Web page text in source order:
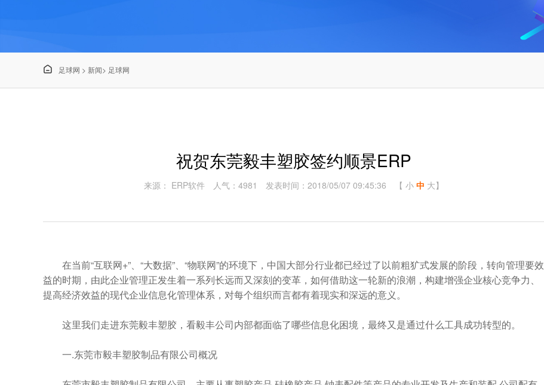
 足球网 > 新闻> 足球网
祝贺东莞毅丰塑胶签约顺景ERP
来源： ERP软件 人气：4981 发表时间：2018/05/07 09:45:36 【 小 中 大】
在当前“互联网+”、“大数据”、“物联网”的环境下，中国大部分行业都已经过了以前粗犷式发展的阶段，转向管理要效
益的时期，由此企业管理正发生着一系列长远而又深刻的变革，如何借助这一轮新的浪潮，构建增强企业核心竞争力、
提高经济效益的现代企业信息化管理体系，对每个组织而言都有着现实和深远的意义。
这里我们走进东莞毅丰塑胶，看毅丰公司内部都面临了哪些信息化困境，最终又是通过什么工具成功转型的。
一.东莞市毅丰塑胶制品有限公司概况